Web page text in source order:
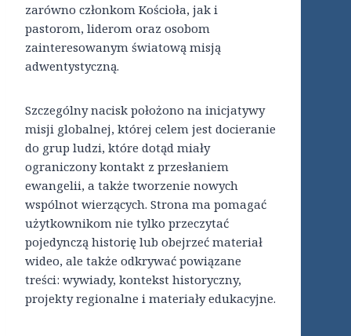
zarówno członkom Kościoła, jak i
pastorom, liderom oraz osobom
zainteresowanym światową misją
adwentystyczną.
Szczególny nacisk położono na inicjatywy
misji globalnej, której celem jest docieranie
do grup ludzi, które dotąd miały
ograniczony kontakt z przesłaniem
ewangelii, a także tworzenie nowych
wspólnot wierzących. Strona ma pomagać
użytkownikom nie tylko przeczytać
pojedynczą historię lub obejrzeć materiał
wideo, ale także odkrywać powiązane
treści: wywiady, kontekst historyczny,
projekty regionalne i materiały edukacyjne.